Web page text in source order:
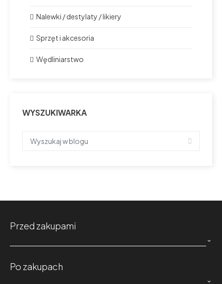
Nalewki / destylaty / likiery
Sprzęt i akcesoria
Wędliniarstwo
WYSZUKIWARKA
Przed zakupami

Po zakupach
